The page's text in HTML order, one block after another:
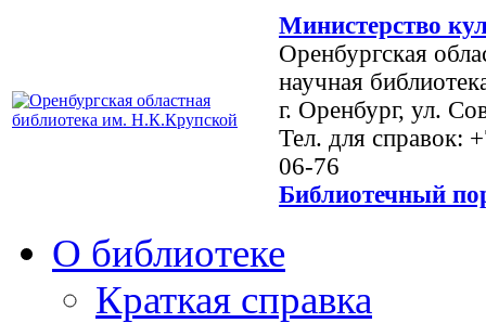
Министерство
Оренбургская
научная
г. Оренбург, ул.
Тел. для справок:
06-76
Библиотечный
О библиотеке
Краткая справка